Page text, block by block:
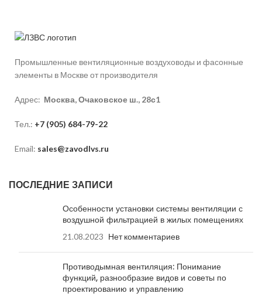
Промышленные вентиляционные воздуховоды и фасонные
элементы в Москве от производителя
Адрес: Москва, Очаковское ш., 28с1
Тел.: +7 (905) 684-79-22
Email: sales@zavodlvs.ru
ПОСЛЕДНИЕ ЗАПИСИ
Особенности установки системы вентиляции с
воздушной фильтрацией в жилых помещениях
21.08.2023 Нет комментариев
Противодымная вентиляция: Понимание
функций, разнообразие видов и советы по
проектированию и управлению